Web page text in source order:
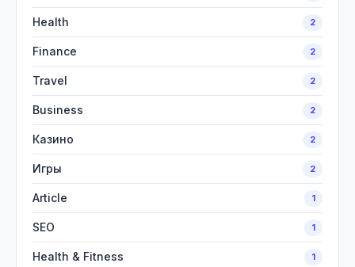
Health 2
Finance 2
Travel 2
Business 2
Казино 2
Игры 2
Article 1
SEO 1
Health & Fitness 1